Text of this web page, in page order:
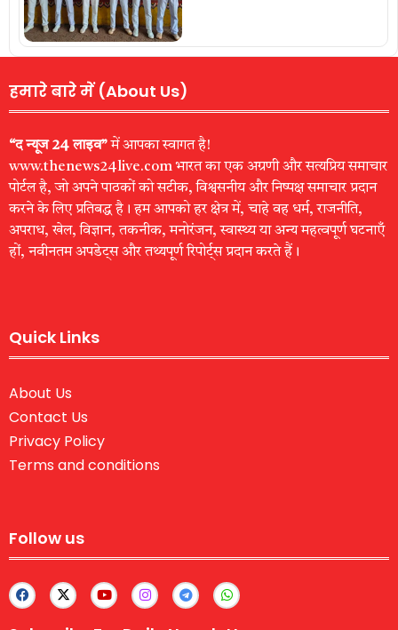
हमारे बारे में (About Us)
“द न्यूज 24 लाइव”में आपका स्वागत है!
www.thenews24live.com भारत का एक अग्रणी और सत्यप्रिय समाचार
पोर्टल है, जो अपने पाठकों को सटीक, विश्वसनीय और निष्पक्ष समाचार प्रदान
करने के लिए प्रतिबद्ध है। हम आपको हर क्षेत्र में, चाहे वह धर्म, राजनीति,
अपराध, खेल, विज्ञान, तकनीक, मनोरंजन, स्वास्थ्य या अन्य महत्वपूर्ण घटनाएँ
हों, नवीनतम अपडेट्स और तथ्यपूर्ण रिपोर्ट्स प्रदान करते हैं।
Quick Links
About Us
Contact Us
Privacy Policy
Terms and conditions
Follow us